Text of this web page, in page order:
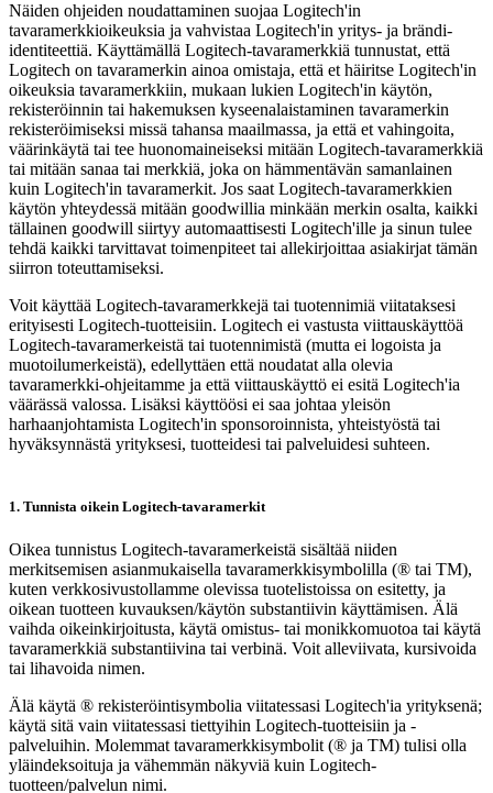
Näiden ohjeiden noudattaminen suojaa Logitech'in
tavaramerkkioikeuksia ja vahvistaa Logitech'in yritys- ja brändi-
identiteettiä. Käyttämällä Logitech-tavaramerkkiä tunnustat, että
Logitech on tavaramerkin ainoa omistaja, että et häiritse Logitech'in
oikeuksia tavaramerkkiin, mukaan lukien Logitech'in käytön,
rekisteröinnin tai hakemuksen kyseenalaistaminen tavaramerkin
rekisteröimiseksi missä tahansa maailmassa, ja että et vahingoita,
väärinkäytä tai tee huonomaineiseksi mitään Logitech-tavaramerkkiä
tai mitään sanaa tai merkkiä, joka on hämmentävän samanlainen
kuin Logitech'in tavaramerkit. Jos saat Logitech-tavaramerkkien
käytön yhteydessä mitään goodwillia minkään merkin osalta, kaikki
tällainen goodwill siirtyy automaattisesti Logitech'ille ja sinun tulee
tehdä kaikki tarvittavat toimenpiteet tai allekirjoittaa asiakirjat tämän
siirron toteuttamiseksi.
Voit käyttää Logitech-tavaramerkkejä tai tuotennimiä viitataksesi
erityisesti Logitech-tuotteisiin. Logitech ei vastusta viittauskäyttöä
Logitech-tavaramerkeistä tai tuotennimistä (mutta ei logoista ja
muotoilumerkeistä), edellyttäen että noudatat alla olevia
tavaramerkki-ohjeitamme ja että viittauskäyttö ei esitä Logitech'ia
väärässä valossa. Lisäksi käyttöösi ei saa johtaa yleisön
harhaanjohtamista Logitech'in sponsoroinnista, yhteistyöstä tai
hyväksynnästä yrityksesi, tuotteidesi tai palveluidesi suhteen.
1. Tunnista oikein Logitech-tavaramerkit
Oikea tunnistus Logitech-tavaramerkeistä sisältää niiden
merkitsemisen asianmukaisella tavaramerkkisymbolilla (® tai TM),
kuten verkkosivustollamme olevissa tuotelistoissa on esitetty, ja
oikean tuotteen kuvauksen/käytön substantiivin käyttämisen. Älä
vaihda oikeinkirjoitusta, käytä omistus- tai monikkomuotoa tai käytä
tavaramerkkiä substantiivina tai verbinä. Voit alleviivata, kursivoida
tai lihavoida nimen.
Älä käytä ® rekisteröintisymbolia viitatessasi Logitech'ia yrityksenä;
käytä sitä vain viitatessasi tiettyihin Logitech-tuotteisiin ja -
palveluihin. Molemmat tavaramerkkisymbolit (® ja TM) tulisi olla
yläindeksoituja ja vähemmän näkyviä kuin Logitech-
tuotteen/palvelun nimi.